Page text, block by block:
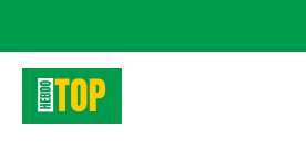
Aller
contenu